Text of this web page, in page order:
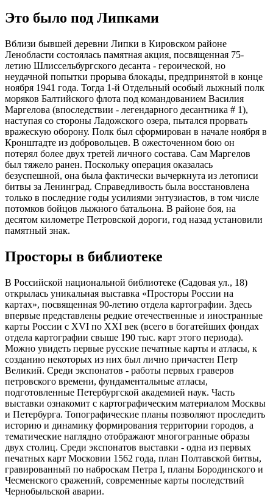
Это было под Липками
Вблизи бывшей деревни Липки в Кировском районе
Ленобласти состоялась памятная акция, посвященная 75-
летию Шлиссельбургского десанта - героической, но
неудачной попытки прорыва блокады, предпринятой в конце
ноября 1941 года. Тогда 1-й Отдельный особый лыжный полк
моряков Балтийского флота под командованием Василия
Маргелова (впоследствии - легендарного десантника # 1),
наступая со стороны Ладожского озера, пытался прорвать
вражескую оборону. Полк был сформирован в начале ноября в
Кронштадте из добровольцев. В ожесточенном бою он
потерял более двух третей личного состава. Сам Маргелов
был тяжело ранен. Поскольку операция оказалась
безуспешной, она была фактически вычеркнута из летописи
битвы за Ленинград. Справедливость была восстановлена
только в последние годы усилиями энтузиастов, в том числе
потомков бойцов лыжного батальона. В районе боя, на
десятом километре Петровской дороги, год назад установили
памятный знак.
Просторы в библиотеке
В Российской национальной библиотеке (Садовая ул., 18)
открылась уникальная выставка «Просторы России на
картах», посвященная 90-летию отдела картографии. Здесь
впервые представлены редкие отечественные и иностранные
карты России с XVI по XXI век (всего в богатейших фондах
отдела картографии свыше 190 тыс. карт этого периода).
Можно увидеть первые русские печатные карты и атласы, к
созданию некоторых из них был лично причастен Петр
Великий. Среди экспонатов - работы первых граверов
петровского времени, фундаментальные атласы,
подготовленные Петербургской академией наук. Часть
выставки ознакомит с картографическим материалом Москвы
и Петербурга. Топографические планы позволяют проследить
историю и динамику формирования территории городов, а
тематические наглядно отображают многогранные образы
двух столиц. Среди экспонатов выставки - одна из первых
печатных карт Московии 1562 года, план Полтавской битвы,
гравированный по наброскам Петра I, планы Бородинского и
Чесменского сражений, современные карты последствий
Чернобыльской аварии.